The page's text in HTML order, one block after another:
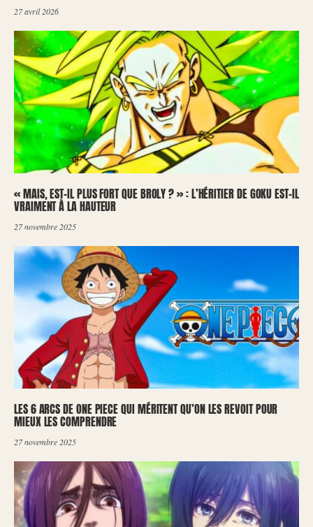
27 avril 2026
« MAIS, EST-IL PLUS FORT QUE BROLY ? » : L’HÉRITIER DE GOKU EST-IL
VRAIMENT À LA HAUTEUR
27 novembre 2025
LES 6 ARCS DE ONE PIECE QUI MÉRITENT QU’ON LES REVOIT POUR
MIEUX LES COMPRENDRE
27 novembre 2025